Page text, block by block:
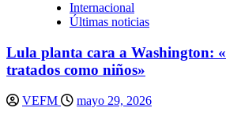
Internacional
Últimas noticias
Lula planta cara a Washington:
tratados como niños»
VEFM mayo 29, 2026